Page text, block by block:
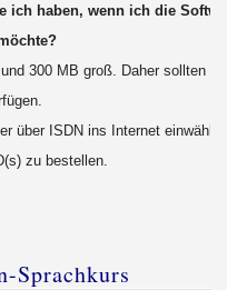
ich haben, wenn ich die
300 MB groß. Daher sollten
über ISDN ins Internet
zu bestellen.
Sprachkurs